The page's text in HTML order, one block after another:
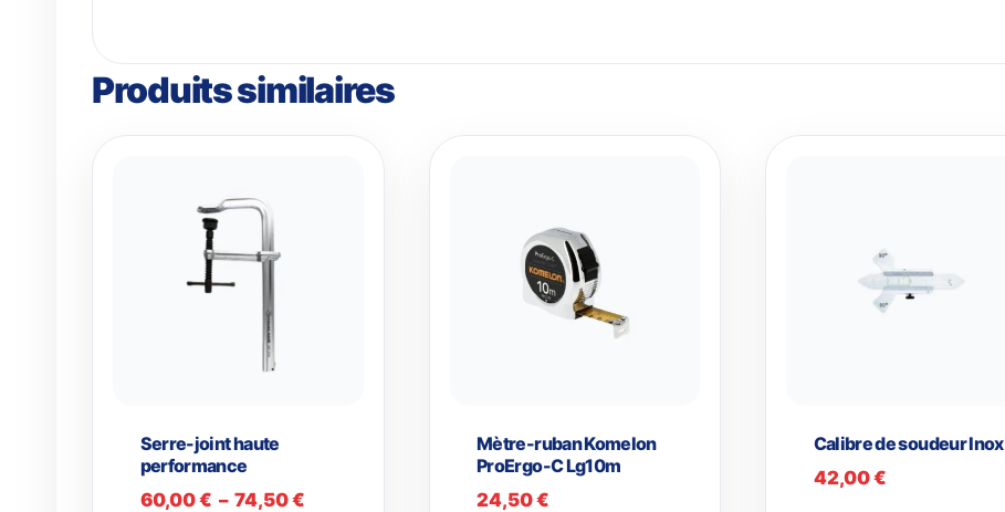
Produits similaires
Serre-joint haute
performance
60,00€ – 74,50€Plage
Mètre-ruban Komelon
ProErgo-C Lg10m
24,50€
Calibre de soudeur Inox
42,00€